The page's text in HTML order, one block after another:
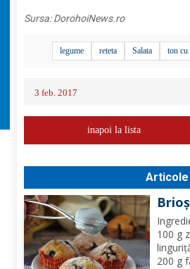
Sursa:DorohoiNews.ro
legume reteta Salata ton cu
3 feb. 2017
inapoi la lista
100 g
200 g